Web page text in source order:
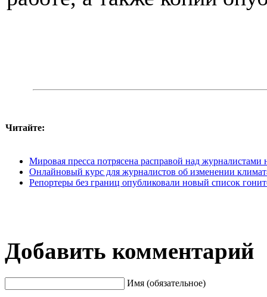
Читайте:
Мировая пресса потрясена расправой над
Онлайновый курс для журналистов об изменении
Репортеры без границ опубликовали новый список
Добавить комментарий
Имя (обязательное)